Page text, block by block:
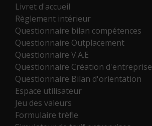
Livret d'accueil
Règlement intérieur
Questionnaire bilan compétences
Questionnaire Outplacement
Questionnaire V.A.E
Questionnaire Création d'entreprise
Questionnaire Bilan d'orientation
Espace utilisateur
Jeu des valeurs
Formulaire trèfle